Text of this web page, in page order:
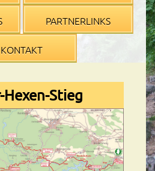
PARTNERLINKS
KONTAKT
Hexen-Stieg